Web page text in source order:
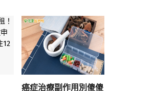
癌症治療副作用別傻傻